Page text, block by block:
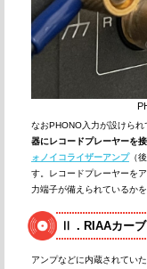
なおPHONO入力が設けら
器にレコードプレーヤーを
ォノイコライザーアンプ（
す。レコードプレーヤーを
力端子が備えられているか
Ⅱ．RIAAカー
アンプなどに内蔵されてい